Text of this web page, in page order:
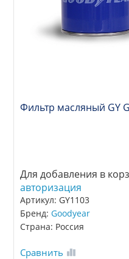
Фильтр масляный GY
Для добавления в
авторизация
Артикул: GY1103
Бренд:Goodyear
Страна: Россия
Сравнить